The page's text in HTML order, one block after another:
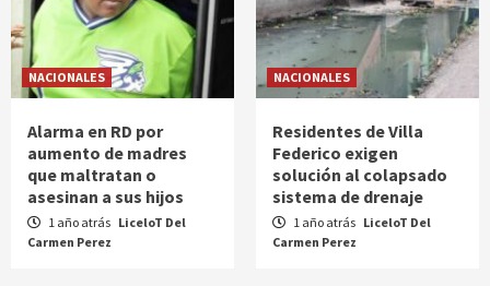
NACIONALES
Alarma en RD por
aumento de madres
que maltratan o
asesinan a sus hijos
1 año atrás LiceloT Del
Carmen Perez
NACIONALES
Residentes de Villa
Federico exigen
solución al colapsado
sistema de drenaje
1 año atrás LiceloT Del
Carmen Perez